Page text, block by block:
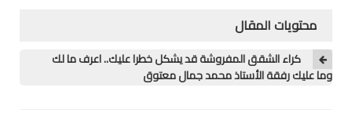
خدمات
محتويات المقال
كراء الشقق المفروشة قد يشكل خطرا عليك.. اعرف ما لك
وما عليك رفقة الأستاذ محمد جمال معتوق